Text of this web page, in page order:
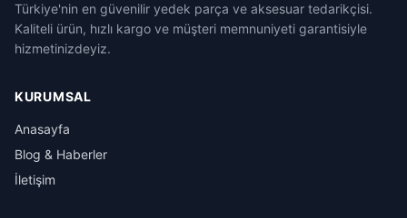
Türkiye'nin en güvenilir yedek parça ve aksesuar tedarikçisi.
Kaliteli ürün, hızlı kargo ve müşteri memnuniyeti garantisiyle
hizmetinizdeyiz.
KURUMSAL
Anasayfa
Blog & Haberler
İletişim